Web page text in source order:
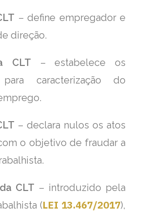
– define empregador e
direção.
CLT – estabelece os
caracterização do
– declara nulos os atos
o objetivo de fraudar a
CLT – introduzido pela
(LEI 13.467/2017),